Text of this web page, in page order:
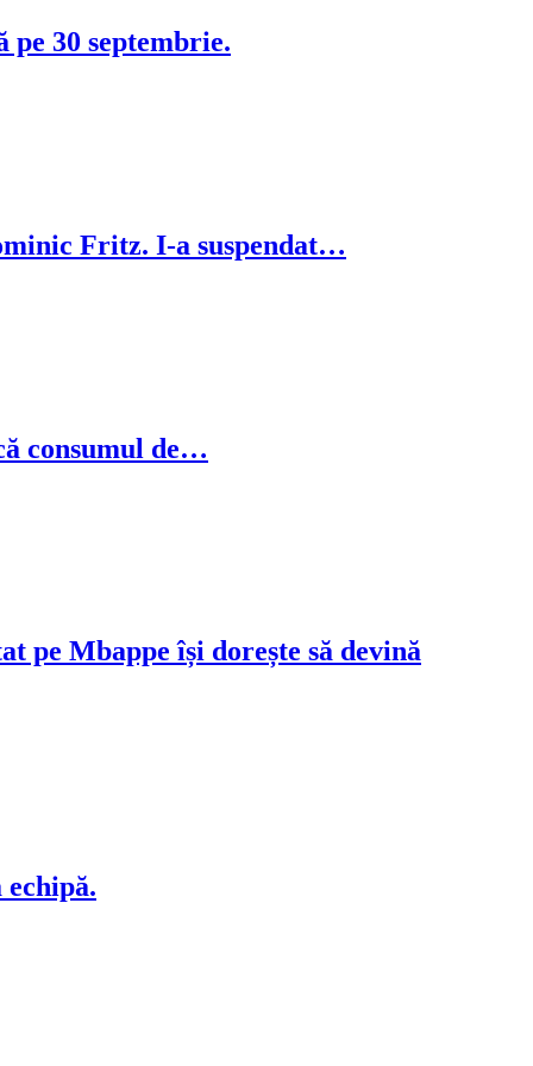
30 septembrie.
Fritz. I-a suspendat…
consumul de…
pe Mbappe își dorește să devină